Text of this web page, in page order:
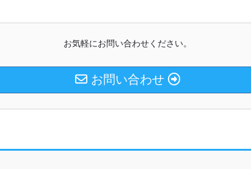
お気軽にお問い合わせください。
お問い合わせ